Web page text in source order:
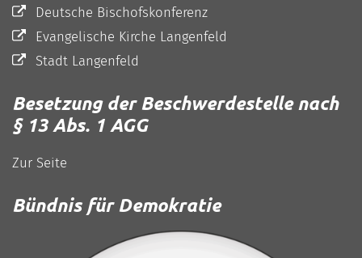
Deutsche Bischofskonferenz
Evangelische Kirche Langenfeld
Stadt Langenfeld
Besetzung der Beschwerdestelle nach
§ 13 Abs. 1 AGG
Zur Seite
Bündnis für Demokratie